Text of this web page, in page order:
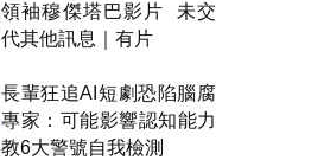
領袖穆傑塔巴影片 未交
代其他訊息｜有片
長輩狂追AI短劇恐陷腦腐
專家：可能影響認知能力
教6大警號自我檢測